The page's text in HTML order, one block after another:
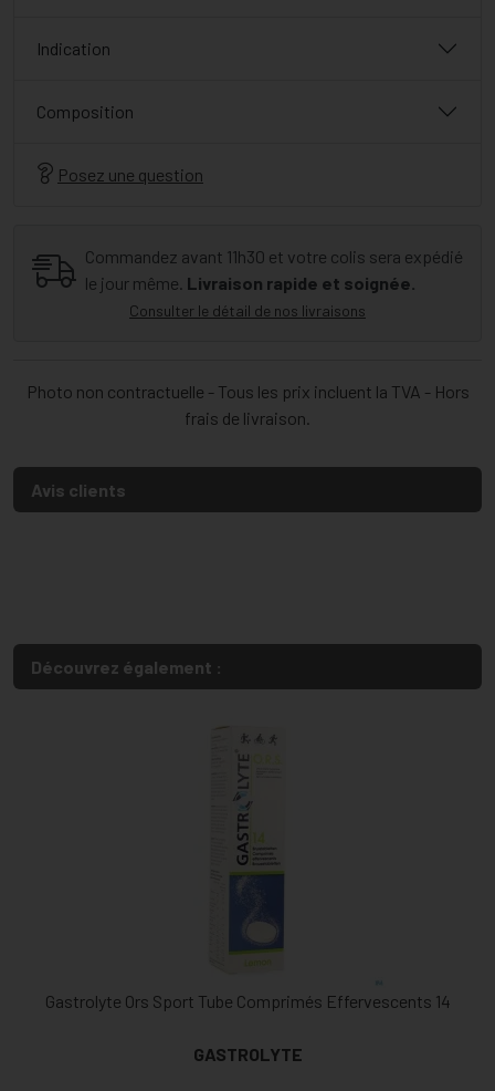
Indication
Composition
Posez une question
Commandez avant 11h30 et votre colis sera expédié
le jour même. Livraison rapide et soignée.
Consulter le détail de nos livraisons
Photo non contractuelle - Tous les prix incluent la TVA - Hors
frais de livraison.
Avis clients
Découvrez également :
Gastrolyte Ors Sport Tube Comprimés Effervescents 14
GASTROLYTE